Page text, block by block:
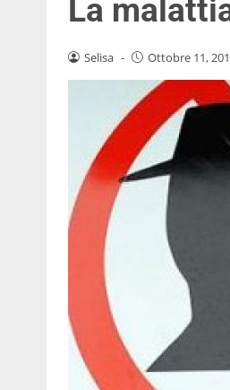
La
Selisa - Ottobre 11,